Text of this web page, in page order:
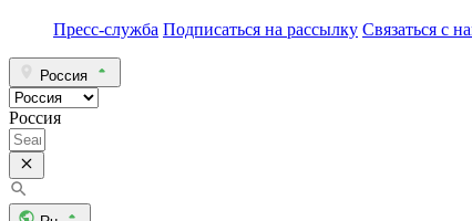
Пресс-служба Подписаться на рассылку Связаться с
Россия
Россия